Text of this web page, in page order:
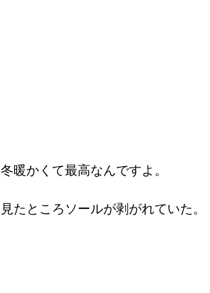
暖かくて最高なんですよ。
たところソールが剥がれていた。